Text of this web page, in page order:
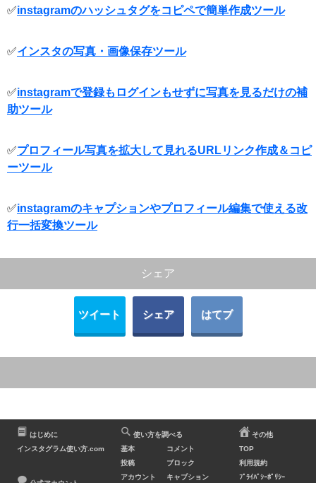
✅instagramのハッシュタグをコピペで簡単作成ツール
✅インスタの写真・画像保存ツール
✅instagramで登録もログインもせずに写真を見るだけの補
助ツール
✅プロフィール写真を拡大して見れるURLリンク作成＆コピ
ーツール
✅instagramのキャプションやプロフィール編集で使える改
行一括変換ツール
シェア
ツイート シェア はてブ
はじめに
インスタグラム使い方.com
使い方を調べる
基本
投稿
アカウント
コメント
ブロック
キャプション
その他
TOP
利用規約
ﾌﾟﾗｲﾊﾞｼｰﾎﾟﾘｼｰ